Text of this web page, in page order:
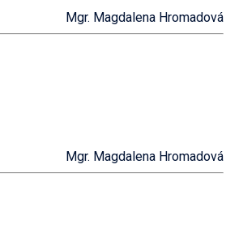
Mgr. Magdalena Hromadová
Mgr. Magdalena Hromadová